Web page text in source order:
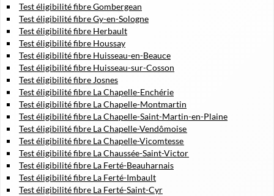
Test éligibilité fibre Gombergean
Test éligibilité fibre Gy-en-Sologne
Test éligibilité fibre Herbault
Test éligibilité fibre Houssay
Test éligibilité fibre Huisseau-en-Beauce
Test éligibilité fibre Huisseau-sur-Cosson
Test éligibilité fibre Josnes
Test éligibilité fibre La Chapelle-Enchérie
Test éligibilité fibre La Chapelle-Montmartin
Test éligibilité fibre La Chapelle-Saint-Martin-en-Plaine
Test éligibilité fibre La Chapelle-Vendômoise
Test éligibilité fibre La Chapelle-Vicomtesse
Test éligibilité fibre La Chaussée-Saint-Victor
Test éligibilité fibre La Ferté-Beauharnais
Test éligibilité fibre La Ferté-Imbault
Test éligibilité fibre La Ferté-Saint-Cyr